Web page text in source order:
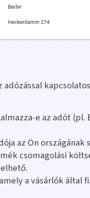
adózással
e az adót (pl.
az Ön
csomagolási
a vásárlók